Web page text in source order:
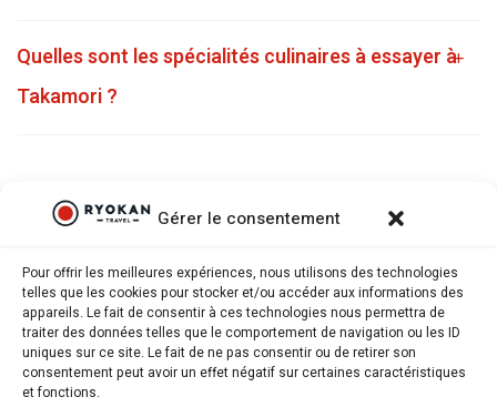
Gérer le consentement
Pour offrir les meilleures expériences, nous utilisons des technologies
telles que les cookies pour stocker et/ou accéder aux informations des
appareils. Le fait de consentir à ces technologies nous permettra de
traiter des données telles que le comportement de navigation ou les ID
uniques sur ce site. Le fait de ne pas consentir ou de retirer son
consentement peut avoir un effet négatif sur certaines caractéristiques
et fonctions.
Quelles sont les spécialités culinaires à essayer à
Takamori ?
Ryokantravel.fr © Copyright 2025. Tous droits réservés.